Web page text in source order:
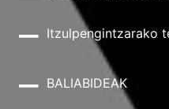
Itzulpengintzarako
BALIABIDEAK